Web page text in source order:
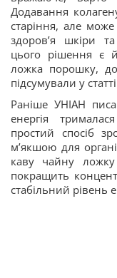
Додавання
старіння, але
здоров’я шкіри
цього рішення є
ложка порошку,
підсумували у
Раніше УНІАН
енергія
простий спосіб
м’якшою для
каву чайну
покращить
стабільний рівень